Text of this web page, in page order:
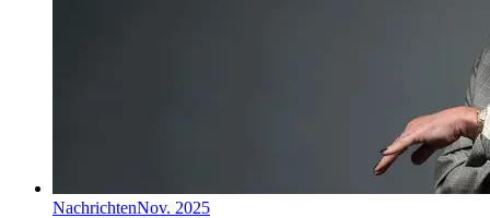
NachrichtenNov. 2025